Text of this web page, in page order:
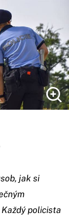
jak si
Každý policista